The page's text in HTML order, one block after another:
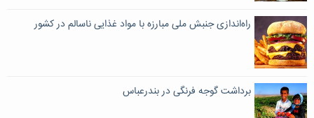
راه‌اندازی جنبش ملی مبارزه با مواد غذایی ناسالم در کشور
برداشت گوجه فرنگی در بندرعباس